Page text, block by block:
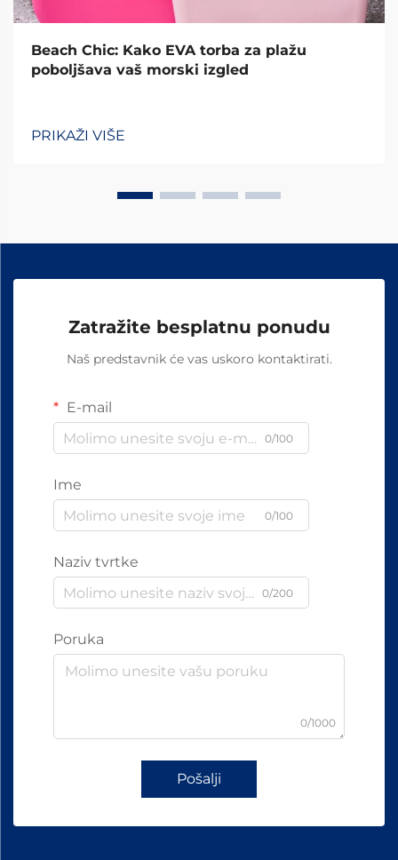
Beach Chic: Kako EVA torba za plažu
poboljšava vaš morski izgled
PRIKAŽI VIŠE
Zatražite besplatnu ponudu
Naš predstavnik će vas uskoro kontaktirati.
E-mail
0/100
Ime
0/100
Naziv tvrtke
0/200
Poruka
0/1000
Pošalji